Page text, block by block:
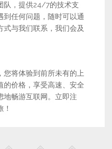
队，提供24/7的技术支
到任何问题，随时可以通
与我们联系，我们会及
您将体验到前所未有的上
的价格，享受高速、安全
地畅游互联网。立即注